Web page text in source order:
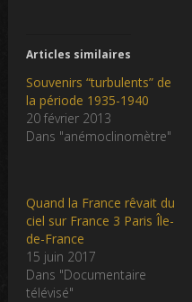
Articles similaires
Souvenirs “turbulents” de
la période 1935-1940
20 février 2013
Dans "anémoclinomètre"
Quand la France rêvait du
ciel sur France 3 Paris Île-
de-France
15 juin 2017
Dans "Documentaire
télévisé"